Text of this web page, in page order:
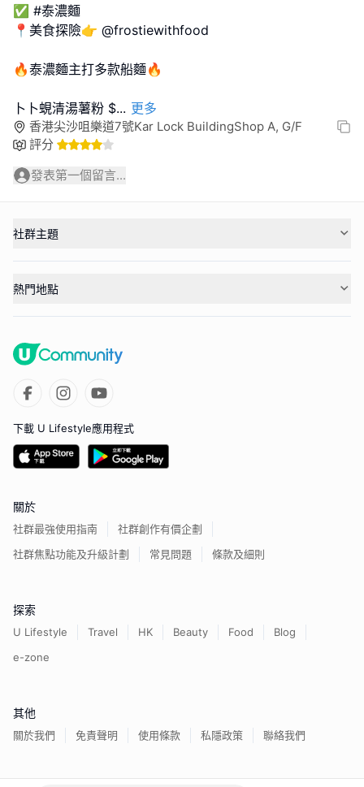
✅ #泰濃麵
📍美食探險👉 @frostiewithfood
🔥泰濃麵主打多款船麵🔥
卜卜蜆清湯薯粉 $... 更多
香港尖沙咀樂道7號Kar Lock BuildingShop A, G/F
評分
發表第一個留言...
社群主題
熱門地點
下載 U Lifestyle應用程式
關於
社群最強使用指南
社群創作有價企劃
社群焦點功能及升級計劃
常見問題 條款及細則
探索
U Lifestyle Travel HK Beauty Food
Blog
e-zone
其他
關於我們 免責聲明 使用條款 私隱政策 聯絡我們